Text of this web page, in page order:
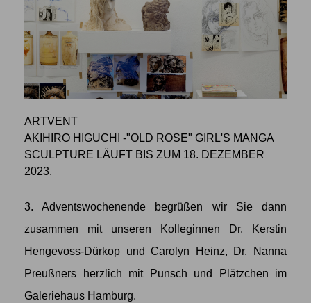
ARTVENT
AKIHIRO HIGUCHI -"OLD ROSE" GIRL'S MANGA
SCULPTURE LÄUFT BIS ZUM 18. DEZEMBER
2023.
3. Adventswochenende begrüßen wir Sie dann
zusammen mit unseren Kolleginnen Dr. Kerstin
Hengevoss-Dürkop und Carolyn Heinz, Dr. Nanna
Preußners herzlich mit Punsch und Plätzchen im
Galeriehaus Hamburg.